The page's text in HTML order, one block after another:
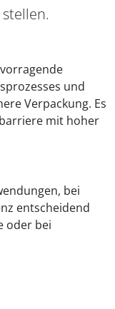
und
Verpackung. Es
mit hoher
bei
entscheidend
oder bei